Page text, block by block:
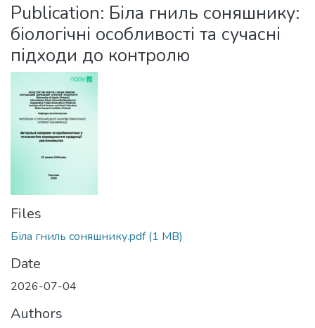
Statistics
Publication: Біла гниль соняшнику:
біологічні особливості та сучасні
підходи до контролю
Files
Біла гниль соняшнику.pdf(1 MB)
Date
2026-07-04
Authors